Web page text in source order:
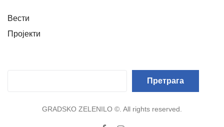
Вести
Пројекти
Претрага
GRADSKO ZELENILO ©. All rights reserved.